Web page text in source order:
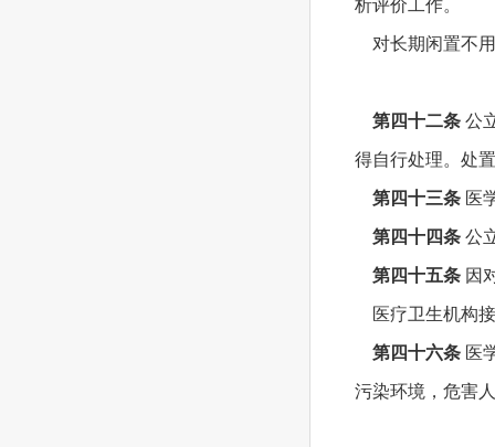
析评价工作。
对长期闲置不用
第四十二条 公
得自行处理。处
第四十三条 医
第四十四条 公
第四十五条 因
医疗卫生机构
第四十六条 医
污染环境，危害